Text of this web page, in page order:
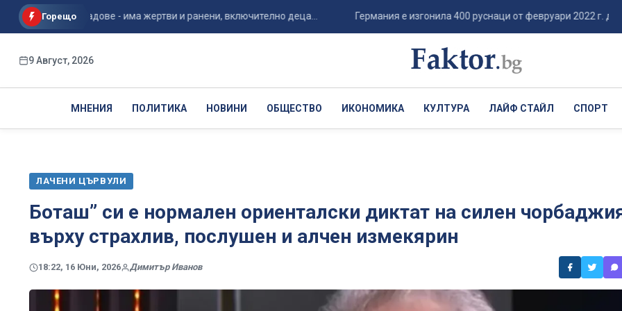
Горещо
градове - има жертви и ранени, включително деца... Германия е изгонила 400 руснаци от февруари 2022 г. досега...
9 Август, 2026
МНЕНИЯ ПОЛИТИКА НОВИНИ ОБЩЕСТВО ИКОНОМИКА КУЛТУРА ЛАЙФ СТАЙЛ СПОРТ
ЛАЧЕНИ ЦЪРВУЛИ
Боташ” си е нормален ориенталски диктат на силен
върху страхлив, послушен и алчен измекярин
18:22, 16 Юни, 2026 Димитър Иванов